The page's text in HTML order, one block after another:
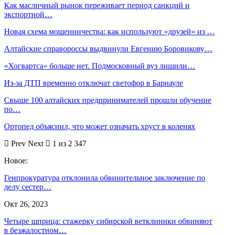
Как масличный рынок переживает период санкций и
экспортной…
Новая схема мошенничества: как используют «друзей» из …
Алтайские справороссы выдвинули Евгению Боровикову…
«Хогвартса» больше нет. Подмосковный вуз лишили…
Из-за ДТП временно отключат светофор в Барнауле
Свыше 100 алтайских предпринимателей прошли обучение
по…
Ортопед объяснил, что может означать хруст в коленях
Prev Next
1 из 2 347
Новое:
Генпрокуратура отклонила обвинительное заключение по
делу сестер…
Окт 26, 2023
Четыре шприца: стажерку сибирской ветклиники обвиняют
в безжалостном…